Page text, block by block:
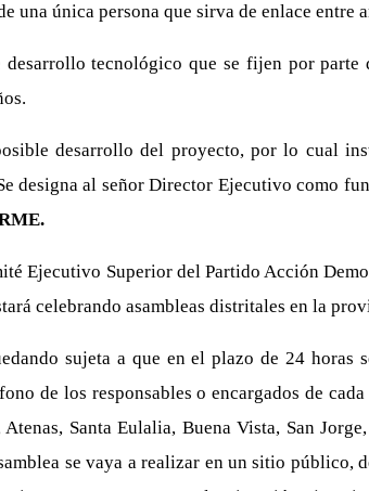
una única persona que sirva de enlace entre
tecnológico que se fijen por
desarrollo del proyecto, por lo cual
designa al señor Director Ejecutivo como
Ejecutivo Superior del Partido Acción
celebrando asambleas distritales en la
sujeta a que en el plazo de 24 horas
de los responsables o encargados de
Santa Eulalia, Buena Vista, San
se vaya a realizar en un sitio